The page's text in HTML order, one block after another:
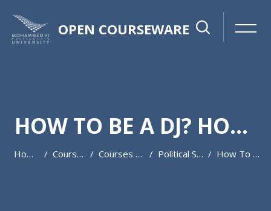
OPEN COURSEWARE
HOW TO BE A DJ? HOW TO MAKE ELECTRONIC MUSIC
Home Courses Courses 2022-2023 Political Science How To Be A DJ? How To Make Electronic Music